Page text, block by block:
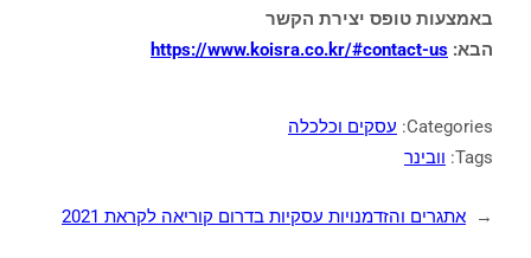
באמצעות טופס יצירת הקשר
הבא: https://www.koisra.co.kr/#contact-us
Categories: עסקים וכלכלה
Tags: וובינר
← אתגרים והזדמנויות עסקיות בדרום קוריאה לקראת 2021